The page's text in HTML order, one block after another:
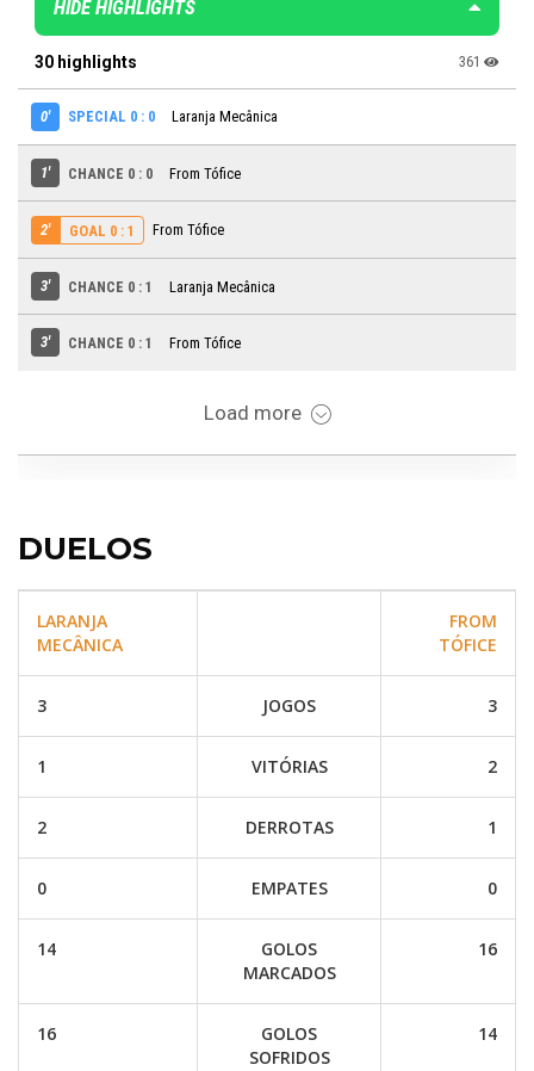
DUELOS
LARANJA
MECÂNICA
FROM
TÓFICE
3 JOGOS 3
1 VITÓRIAS 2
2 DERROTAS 1
0 EMPATES 0
14
GOLOS
MARCADOS
16
16
GOLOS
SOFRIDOS
14